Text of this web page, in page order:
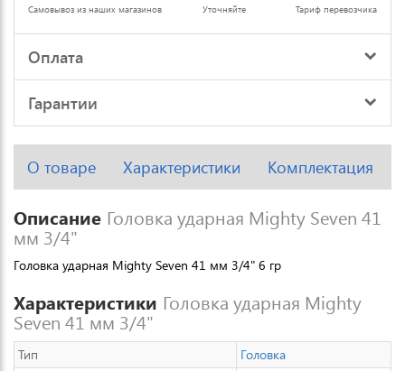
Самовывоз из наших магазинов
Уточняйте Тариф перевозчика
Оплата
Гарантии
О товаре Характеристики Комплектация
Описание Головка ударная Mighty Seven 41
мм 3/4"
Головка ударная Mighty Seven 41 мм 3/4" 6 гр
Характеристики Головка ударная Mighty
Seven 41 мм 3/4"
Тип
Головка